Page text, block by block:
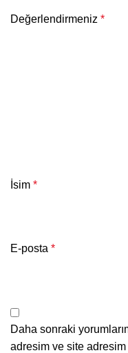
Değerlendirmeniz *
İsim *
E-posta *
Daha sonraki
adresim ve site adresim